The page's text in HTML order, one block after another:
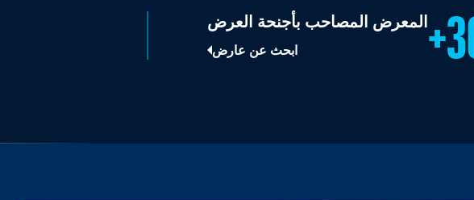
المعرض المصاحب بأجنحة العرض
ابحث عن عارض